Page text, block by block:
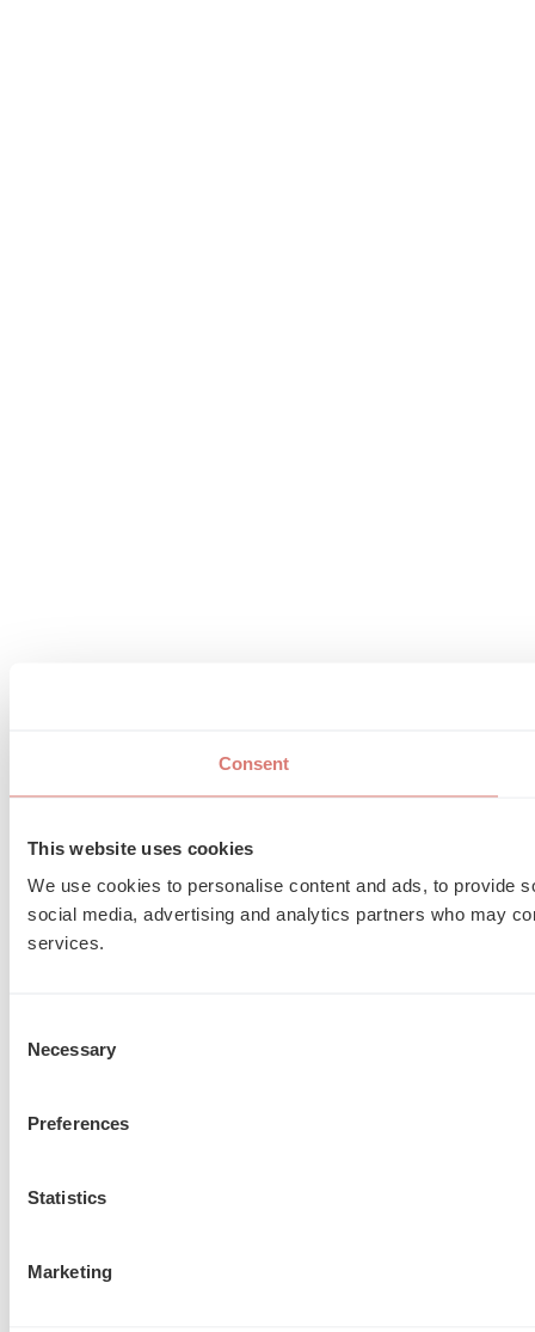
Consent
This website uses cookies
We use cookies to personalise content and ads, to provide
social media, advertising and analytics partners who may
services.
Selection
Necessary
Preferences
Statistics
Marketing